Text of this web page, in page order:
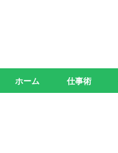
ホーム 仕事術